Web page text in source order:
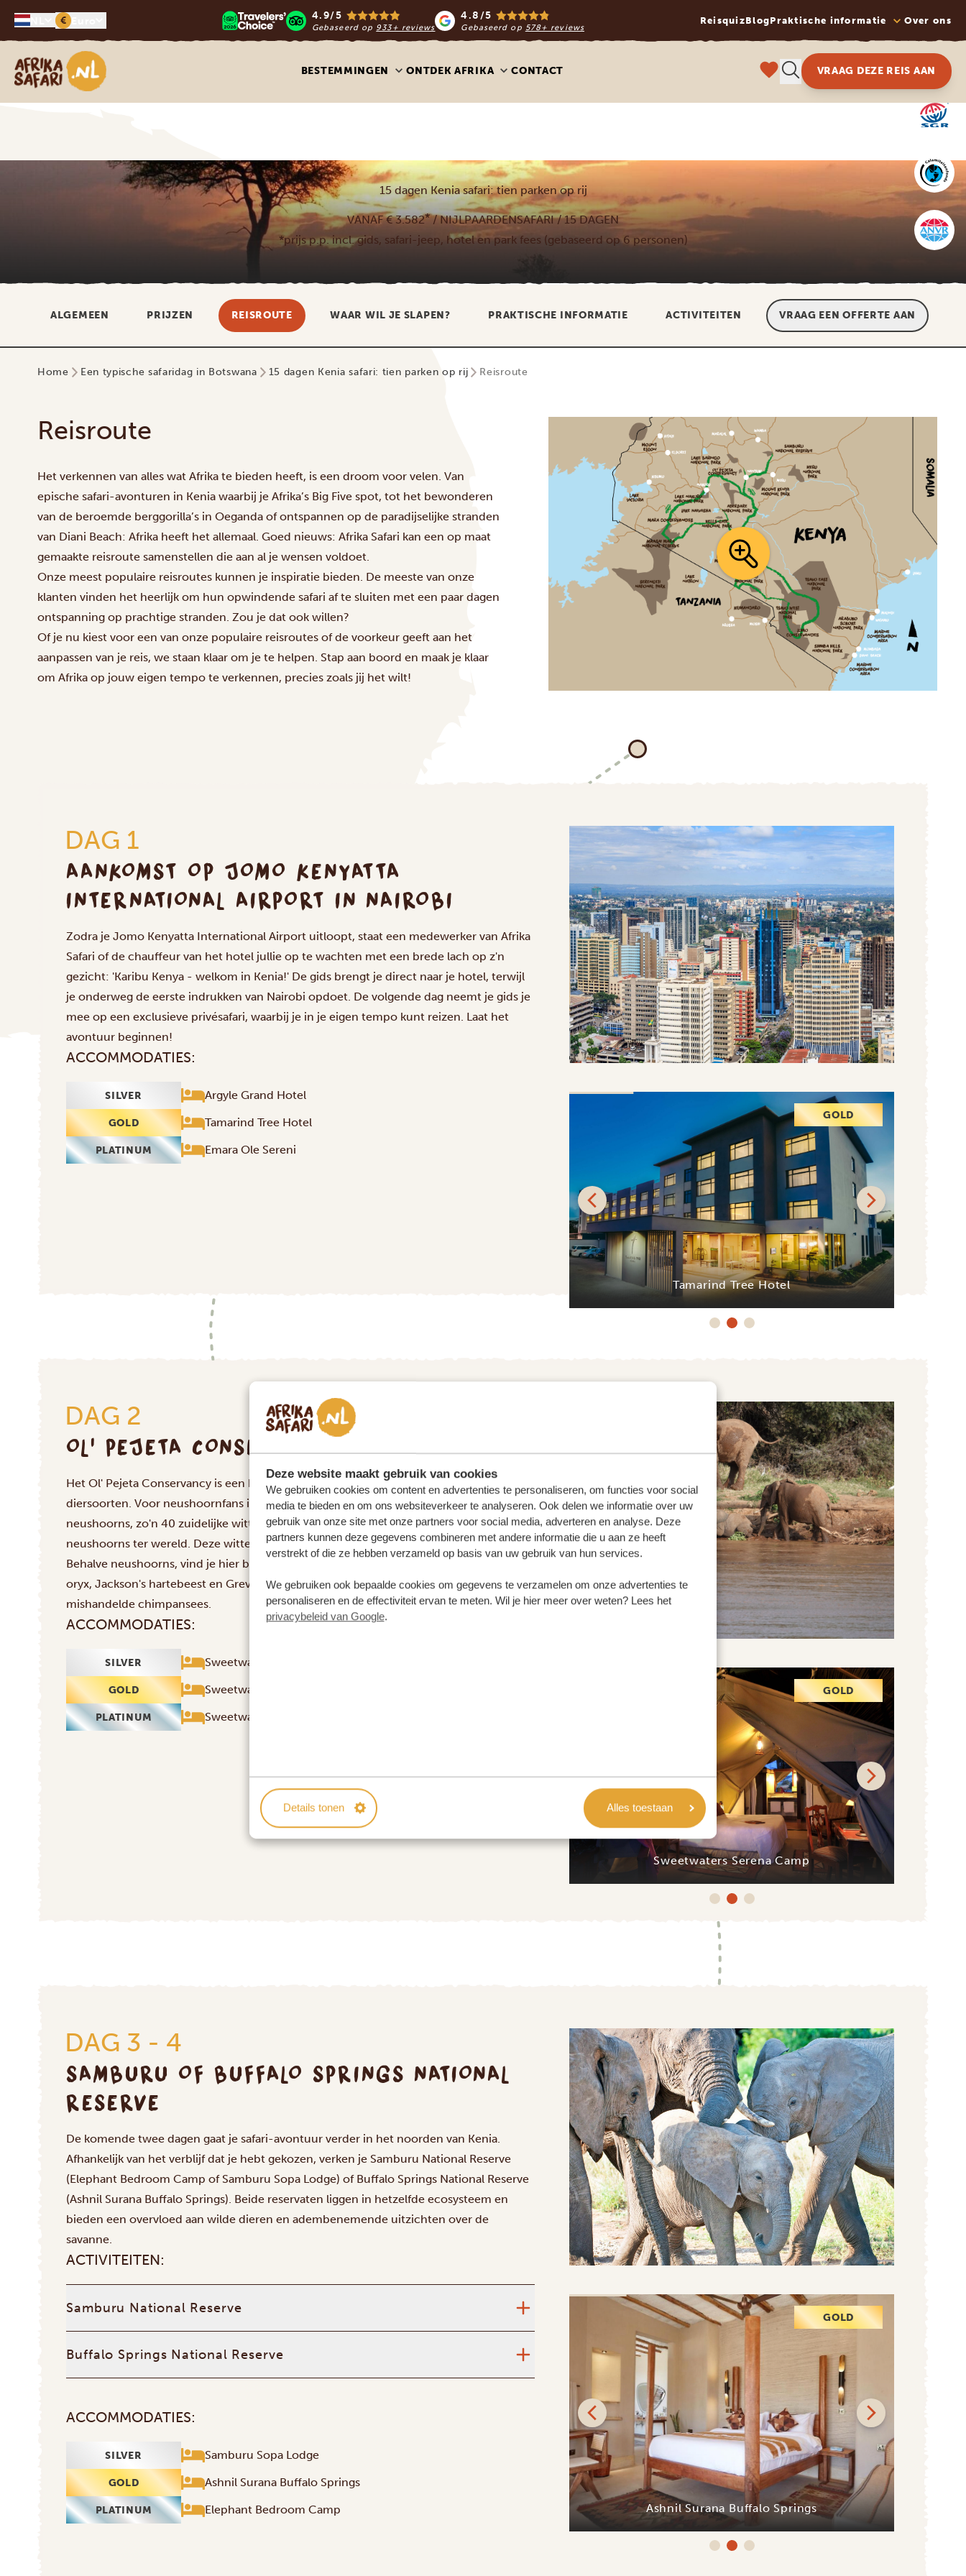
Deze website maakt gebruik van cookies
We gebruiken cookies om content en advertenties te personaliseren, om functies voor social
media te bieden en om ons websiteverkeer te analyseren. Ook delen we informatie over uw
gebruik van onze site met onze partners voor social media, adverteren en analyse. Deze
partners kunnen deze gegevens combineren met andere informatie die u aan ze heeft
verstrekt of die ze hebben verzameld op basis van uw gebruik van hun services.
We gebruiken ook bepaalde cookies om gegevens te verzamelen om onze advertenties te
personaliseren en de effectiviteit ervan te meten. Wil je hier meer over weten? Lees het
privacybeleid van Google.
Details tonen Alles toestaan
€ 4.9/5
Gebaseerd op 933+ reviews
4.8/5
Gebaseerd op 578+ reviews
ReisquizBlogPraktische informatie Over ons
Afrika safari
BESTEMMINGEN ONTDEK AFRIKA CONTACT VRAAG DEZE REIS AAN
15 dagen Kenia safari: tien parken op rij
VANAF € 3.582*/ NIJLPAARDENSAFARI / 15 DAGEN
*prijs p.p. incl. gids, safari-jeep, hotel en park fees (gebaseerd op 6 personen)
ALGEMEEN PRIJZEN REISROUTE WAAR WIL JE SLAPEN? PRAKTISCHE INFORMATIE ACTIVITEITEN VRAAG EEN OFFERTE AAN
Home Een typische safaridag in Botswana 15 dagen Kenia safari: tien parken op rij Reisroute
Reisroute
Het verkennen van alles wat Afrika te bieden heeft, is een droom voor velen. Van
epische safari-avonturen in Kenia waarbij je Afrika’s Big Five spot, tot het bewonderen
van de beroemde berggorilla’s in Oeganda of ontspannen op de paradijselijke stranden
van Diani Beach: Afrika heeft het allemaal. Goed nieuws: Afrika Safari kan een op maat
gemaakte reisroute samenstellen die aan al je wensen voldoet.
Onze meest populaire reisroutes kunnen je inspiratie bieden. De meeste van onze
klanten vinden het heerlijk om hun opwindende safari af te sluiten met een paar dagen
ontspanning op prachtige stranden. Zou je dat ook willen?
Of je nu kiest voor een van onze populaire reisroutes of de voorkeur geeft aan het
aanpassen van je reis, we staan klaar om je te helpen. Stap aan boord en maak je klaar
om Afrika op jouw eigen tempo te verkennen, precies zoals jij het wilt!
DAG 1
AANKOMST OP JOMO KENYATTA
INTERNATIONAL AIRPORT IN NAIROBI
Zodra je Jomo Kenyatta International Airport uitloopt, staat een medewerker van Afrika
Safari of de chauffeur van het hotel jullie op te wachten met een brede lach op z'n
gezicht: 'Karibu Kenya - welkom in Kenia!' De gids brengt je direct naar je hotel, terwijl
je onderweg de eerste indrukken van Nairobi opdoet. De volgende dag neemt je gids je
mee op een exclusieve privésafari, waarbij je in je eigen tempo kunt reizen. Laat het
avontuur beginnen!
ACCOMMODATIES:
SILVER Argyle Grand Hotel
GOLD Tamarind Tree Hotel
PLATINUM Emara Ole Sereni
GOLD
Tamarind Tree Hotel
DAG 2
OL' PEJETA CONSERVANCY
Het Ol' Pejeta Conservancy is een beschermd natuurgebied speciaal voor bedreigde
diersoorten. Voor neushoornfans is dit de hemel op aarde met meer dan 100 zwarte
neushoorns, zo'n 40 zuidelijke witte neushoorns EN de twee laatste noordelijke witte
neushoorns ter wereld. Deze witte neushoorns kan je zelfs van dichtbij benaderen!
Behalve neushoorns, vind je hier bedreigde soorten zoals de Afrikaanse wilde hond, de
oryx, Jackson's hartebeest en Grevy's zebra, alsook een reservaat voor verweesde en
mishandelde chimpansees.
ACCOMMODATIES:
SILVER Sweetwaters Serena Camp
GOLD Sweetwaters Serena Camp
PLATINUM Sweetwaters Serena Camp - Morani Wing
GOLD
Sweetwaters Serena Camp
DAG 3 - 4
SAMBURU OF BUFFALO SPRINGS NATIONAL
RESERVE
De komende twee dagen gaat je safari-avontuur verder in het noorden van Kenia.
Afhankelijk van het verblijf dat je hebt gekozen, verken je Samburu National Reserve
(Elephant Bedroom Camp of Samburu Sopa Lodge) of Buffalo Springs National Reserve
(Ashnil Surana Buffalo Springs). Beide reservaten liggen in hetzelfde ecosysteem en
bieden een overvloed aan wilde dieren en adembenemende uitzichten over de
savanne.
ACTIVITEITEN:
Samburu National Reserve
Buffalo Springs National Reserve
ACCOMMODATIES:
SILVER Samburu Sopa Lodge
GOLD Ashnil Surana Buffalo Springs
PLATINUM Elephant Bedroom Camp
SILVER GOLD
Ashnil Surana Buffalo Springs